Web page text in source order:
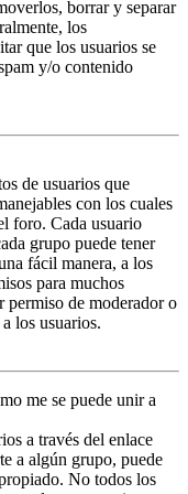
borrar y separar
los
que los usuarios se
y/o contenido
de usuarios que
con los cuales
foro. Cada usuario
grupo puede tener
fácil manera, a los
para muchos
permiso de moderador o
los usuarios.
me se puede unir a
a través del enlace
a algún grupo, puede
No todos los